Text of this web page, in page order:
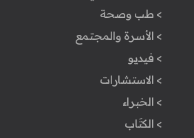
> طب وصحة
> الأسرة والمجتمع
> فيديو
> الاستشارات
> الخبراء
> الكتَاب